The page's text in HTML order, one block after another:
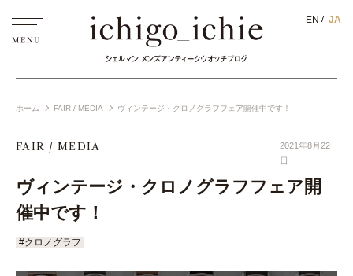
ホーム FAIR / MEDIA ヴィンテージ・クロノグラフフェア開催中です！
FAIR / MEDIA
2021年8月22
日
ヴィンテージ・クロノグラフフェア開
催中です！
#クロノグラフ
EN JA